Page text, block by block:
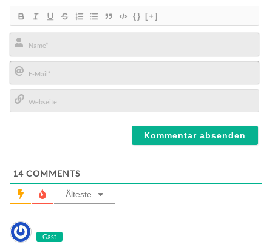
{} [+]
Name*
E-
Mail*
14 COMMENTS
Älteste
Gast